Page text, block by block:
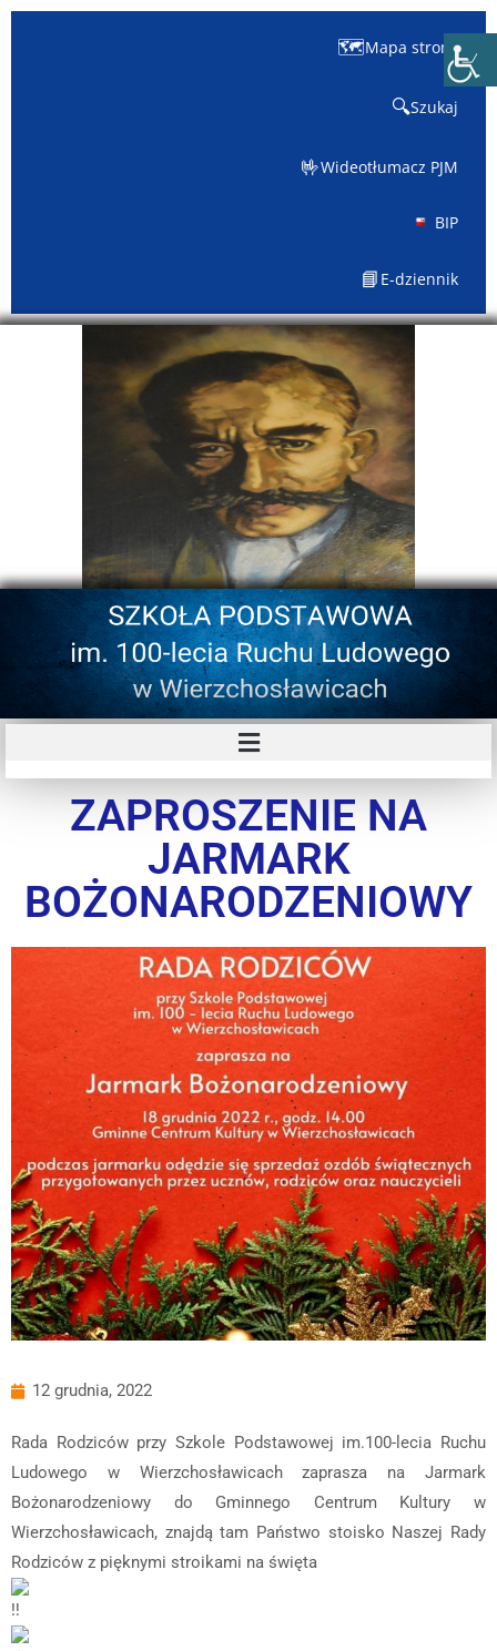
🗺️Mapa strony
🔍Szukaj
🤟Wideotłumacz PJM
BIP
📘 E-dziennik
ZAPROSZENIE NA
JARMARK
BOŻONARODZENIOWY
12 grudnia, 2022
Rada Rodziców przy Szkole Podstawowej im.100-lecia Ruchu
Ludowego w Wierzchosławicach zaprasza na Jarmark
Bożonarodzeniowy do Gminnego Centrum Kultury w
Wierzchosławicach, znajdą tam Państwo stoisko Naszej Rady
Rodziców z pięknymi stroikami na święta